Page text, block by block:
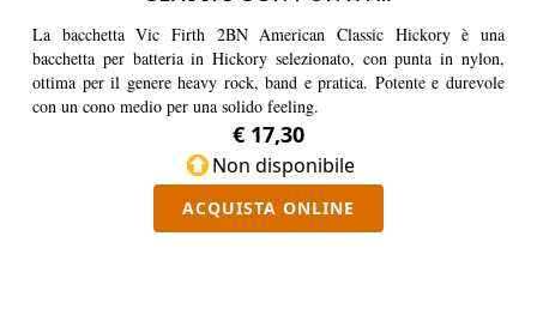
La bacchetta Vic Firth 2BN American Classic Hickory è una
bacchetta per batteria in Hickory selezionato, con punta in nylon,
ottima per il genere heavy rock, band e pratica. Potente e durevole
con un cono medio per una solido feeling.
€ 17,30
Non disponibile
ACQUISTA ONLINE